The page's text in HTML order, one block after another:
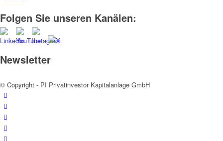
Folgen Sie unseren Kanälen:
Newsletter
© Copyright - PI Privatinvestor Kapitalanlage GmbH